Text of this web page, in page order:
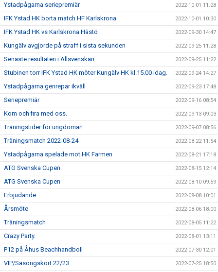
Ystadpågarna seriepremiär 2022-10-01 11:28
IFK Ystad HK borta match HF Karlskrona 2022-10-01 10:30
IFK Ystad HK vs Karlskrona Hästö 2022-09-30 14:47
Kungälv avgjorde på straff i sista sekunden 2022-09-25 11:28
Senaste resultaten i Allsvenskan 2022-09-25 11:22
Stubinen torr IFK Ystad HK möter Kungälv HK kl.15.00 idag. 2022-09-24 14:27
Ystadpågarna genrepar ikväll 2022-09-23 17:48
Seriepremiär 2022-09-16 08:54
Kom och fira med oss. 2022-09-13 09:03
Träningstider för ungdomar! 2022-09-07 08:56
Träningsmatch 2022-08-24 2022-08-22 11:54
Ystadpågarna spelade mot HK Farmen 2022-08-21 17:18
ATG Svenska Cupen 2022-08-15 12:14
ATG Svenska Cupen 2022-08-10 09:59
Erbjudande 2022-08-08 10:01
Årsmöte 2022-08-06 18:00
Träningsmatch 2022-08-05 11:22
Crazy Party. 2022-08-01 13:11
P12 på Åhus Beachhandboll 2022-07-30 12:01
VIP/Säsongskort 22/23 2022-07-25 18:50